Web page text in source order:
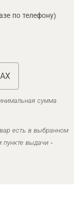
по телефону)
сумма
есть в выбранном
пункте выдачи -